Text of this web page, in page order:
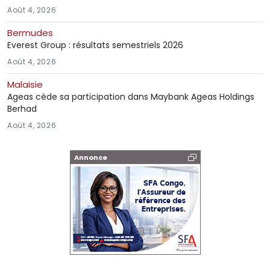
Annonce
Août 4, 2026
Bermudes
Everest Group : résultats semestriels 2026
Août 4, 2026
Malaisie
Ageas cède sa participation dans Maybank Ageas Holdings
Berhad
Août 4, 2026